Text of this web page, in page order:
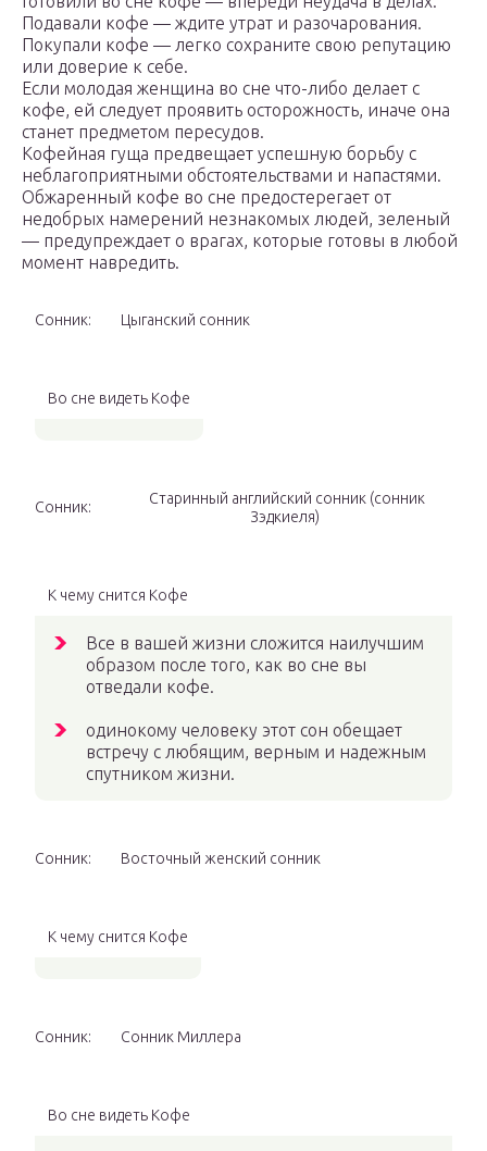
Подавали кофе — ждите утрат и разочарования.
Покупали кофе — легко сохраните свою репутацию
или доверие к себе.
Если молодая женщина во сне что-либо делает с
кофе, ей следует проявить осторожность, иначе она
станет предметом пересудов.
Кофейная гуща предвещает успешную борьбу с
неблагоприятными обстоятельствами и напастями.
Обжаренный кофе во сне предостерегает от
недобрых намерений незнакомых людей, зеленый
— предупреждает о врагах, которые готовы в любой
момент навредить.
Сонник: Цыганский сонник
Во сне видеть Кофе
Сонник:
Старинный английский сонник (сонник
Зэдкиеля)
К чему снится Кофе
Все в вашей жизни сложится наилучшим
образом после того, как во сне вы
отведали кофе.
одинокому человеку этот сон обещает
встречу с любящим, верным и надежным
спутником жизни.
Сонник: Восточный женский сонник
К чему снится Кофе
Сонник: Сонник Миллера
Во сне видеть Кофе